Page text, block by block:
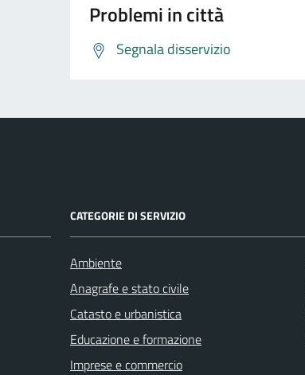
Problemi in città
Segnala disservizio
CATEGORIE DI SERVIZIO
Ambiente
Anagrafe e stato civile
Catasto e urbanistica
Educazione e formazione
Imprese e commercio